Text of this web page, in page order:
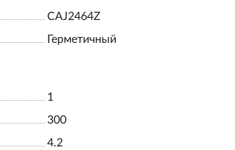
CAJ2464Z
Герметичный
1
300
4.2